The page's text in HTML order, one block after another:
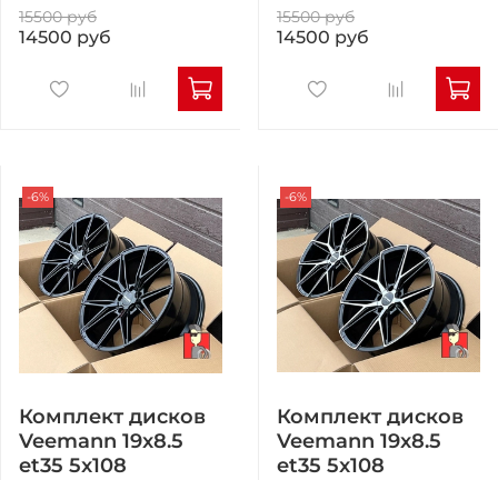
15500 руб
14500 руб
15500 руб
14500 руб
-6%
Комплект дисков
Veemann 19x8.5
et35 5x108
-6%
Комплект дисков
Veemann 19x8.5
et35 5x108